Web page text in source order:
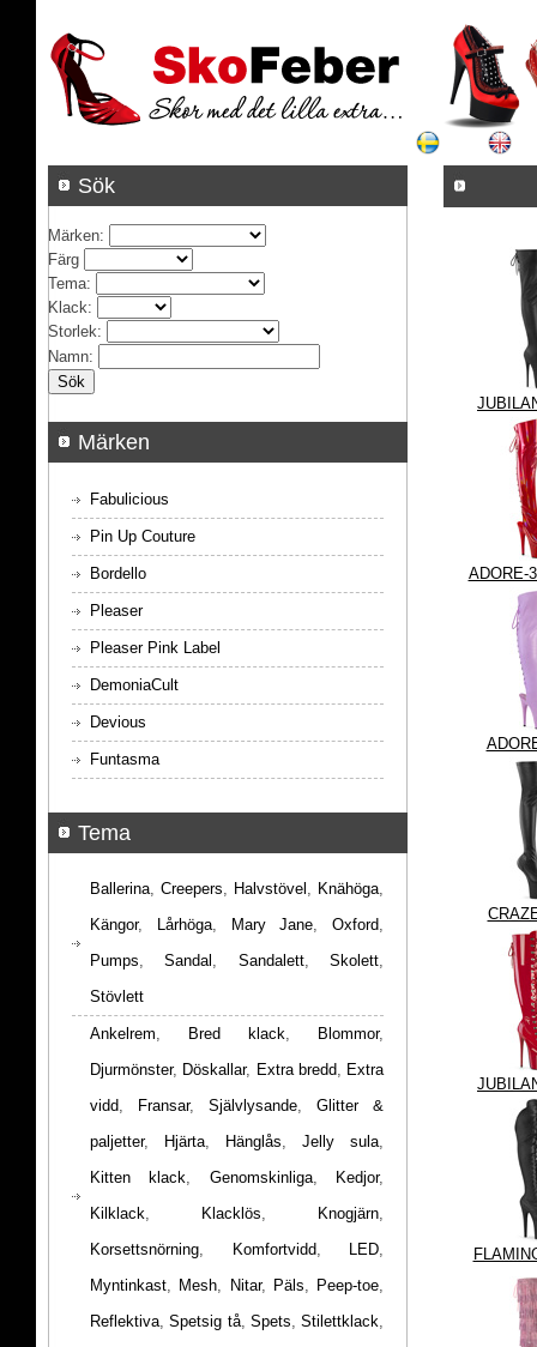
ADORE-
Sök
Märken:
Färg
Tema:
Klack:
Storlek:
Namn:
Märken
Fabulicious
Pin Up Couture
Bordello
Pleaser
Pleaser Pink Label
DemoniaCult
Devious
Funtasma
Tema
Ballerina, Creepers, Halvstövel , Knähöga,
Kängor, Lårhöga, Mary Jane, Oxford,
Pumps,Sandal , Sandalett,Skolett,
Stövlett
Ankelrem, Bred klack, Blommor,
Djurmönster, Döskallar, Extra bredd, Extra
vidd, Fransar, Självlysande, Glitter &
paljetter, Hjärta, Hänglås, Jelly sula,
Kitten klack, Genomskinliga, Kedjor,
Kilklack, Klacklös, Knogjärn,
Korsettsnörning, Komfortvidd, LED,
Myntinkast, Mesh, Nitar, Päls, Peep-toe,
Reflektiva,Spetsig tå, Spets, Stilettklack,